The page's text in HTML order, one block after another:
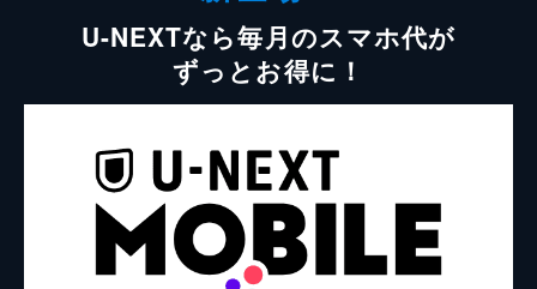
U-NEXTなら毎月のスマホ代が
ずっとお得に！